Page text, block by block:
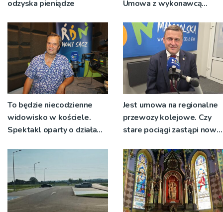
odzyska pieniądze
Umowa z wykonawcą
nie zostanie podpisana
To będzie niecodzienne
widowisko w kościele.
Spektakl oparty o działa
Jest umowa na regionalne
przewozy kolejowe. Czy
stare pociągi zastąpi nowy